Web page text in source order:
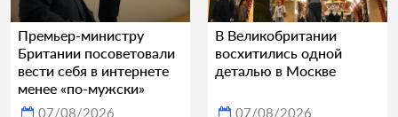
Премьер-министру
Британии посоветовали
вести себя в интернете
менее «по-мужски»
07/08/2026
В Великобритании
восхитились одной
деталью в Москве
07/08/2026